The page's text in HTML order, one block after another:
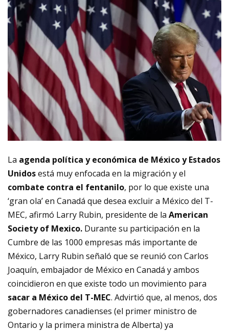
La agenda política y económica de México y Estados
Unidosestá muy enfocada en la migración y el
combate contra el fentanilo, por lo que existe una
‘gran ola’ en Canadá que desea excluir a México del T-
MEC, afirmó Larry Rubin, presidente de la American
Society of Mexico. Durante su participación en la
Cumbre de las 1000 empresas más importante de
México, Larry Rubin señaló que se reunió con Carlos
Joaquín, embajador de México en Canadá y ambos
coincidieron en que existe todo un movimiento para
sacar a México del T-MEC. Advirtió que, al menos, dos
gobernadores canadienses (el primer ministro de
Ontario y la primera ministra de Alberta) ya